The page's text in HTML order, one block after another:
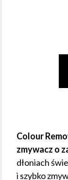
Colour
zmywacz o
dłoniach
i szybko